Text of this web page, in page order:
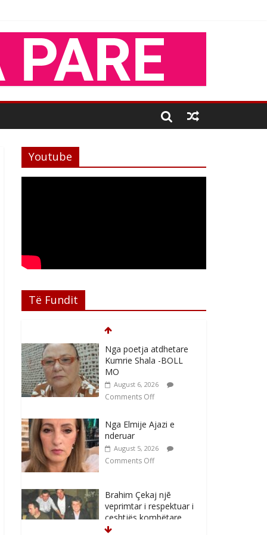
Youtube
Të Fundit
Nga poetja atdhetare
Kumrie Shala -BOLL
MO
August 6, 2026
Comments Off
Nga Elmije Ajazi e
nderuar
August 5, 2026
Comments Off
Brahim Çekaj njē
veprimtar i respektuar i
çeshtjës kombëtare